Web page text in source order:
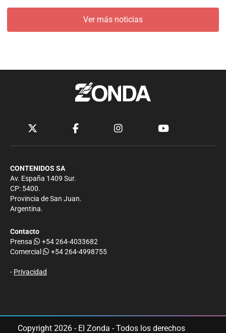
Ver más noticias
CONTENIDOS SA
Av. España 1409 Sur.
CP: 5400.
Provincia de San Juan.
Argentina.
Contacto
Prensa
+54 264-4033682
Comercial
+54 264-4998755
- Privacidad
Copyright 2026 - El Zonda - Todos los derechos